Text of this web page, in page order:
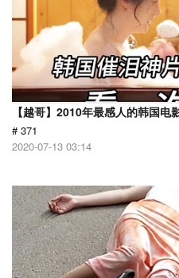
【越哥】2010年最感人的韩国电
# 371
2020-07-13 03:14